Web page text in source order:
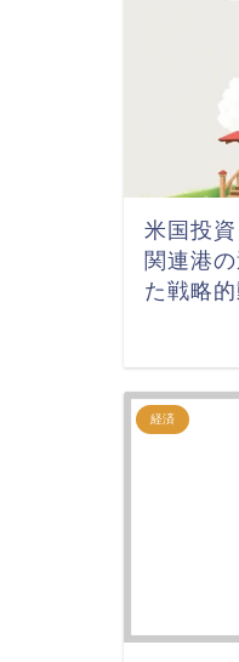
米国投
関連港
た戦略的
経済